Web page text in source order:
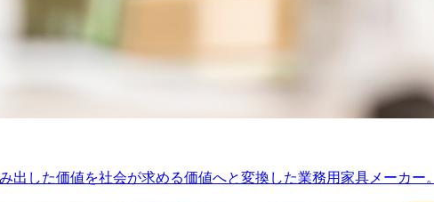
出した価値を社会が求める価値へと変換した業務用家具メーカー。